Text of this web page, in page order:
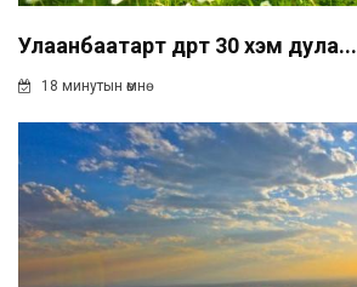
Улаанбаатарт өдөртөө 30 хэм дула...
18 минутын өмнө